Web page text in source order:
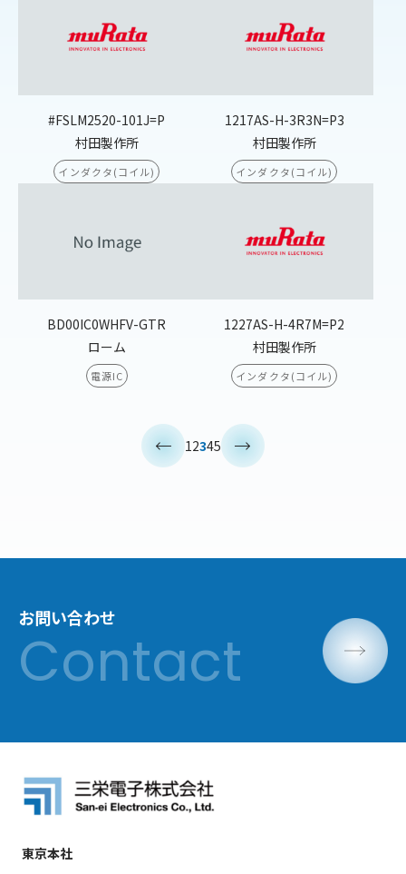
#FSLM2520-101J=P
村田製作所
インダクタ(コイル)
1217AS-H-3R3N=P3
村田製作所
インダクタ(コイル)
BD00IC0WHFV-GTR
ローム
電源IC
1227AS-H-4R7M=P2
村田製作所
インダクタ(コイル)
12345
お問い合わせ
東京本社